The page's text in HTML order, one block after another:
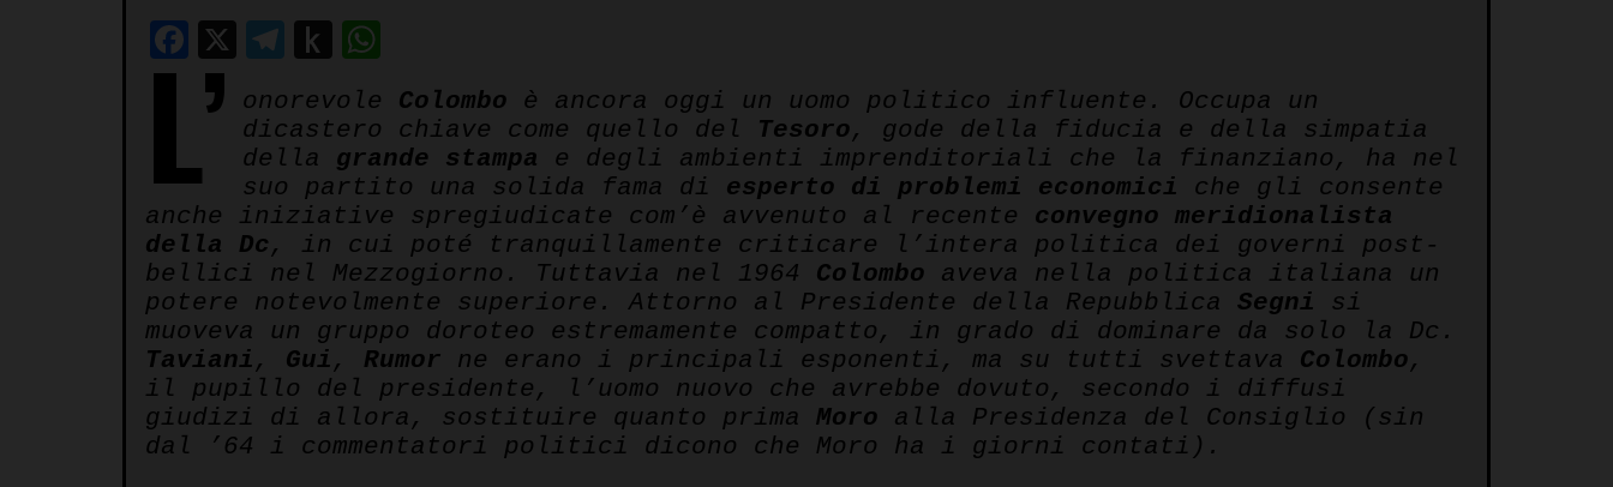
Facebook
X Telegram
Push
Kindle
L’ onorevole Colombo è ancora oggi un uomo politico influente. Occupa un
dicastero chiave come quello del Tesoro, gode della fiducia e della simpatia
della grande stampa
e degli ambienti imprenditoriali che la finanziano, ha nel
suo partito una solida fama di esperto di problemi economici
che gli consente
anche iniziative spregiudicate com’è avvenuto al recente convegno meridionalista
della Dc , in cui poté tranquillamente criticare l’intera politica dei governi post-
bellici nel Mezzogiorno. Tuttavia nel 1964 Colombo aveva nella politica italiana un
potere notevolmente superiore. Attorno al Presidente della Repubblica Segni si
muoveva un gruppo doroteo estremamente compatto, in grado di dominare da solo la Dc.
Taviani , Gui , Rumor ne erano i principali esponenti, ma su tutti svettava Colombo,
il pupillo del presidente, l’uomo nuovo che avrebbe dovuto, secondo i diffusi
giudizi di allora, sostituire quanto prima Moro alla Presidenza del Consiglio (sin
dal ’64 i commentatori politici dicono che Moro ha i giorni contati).